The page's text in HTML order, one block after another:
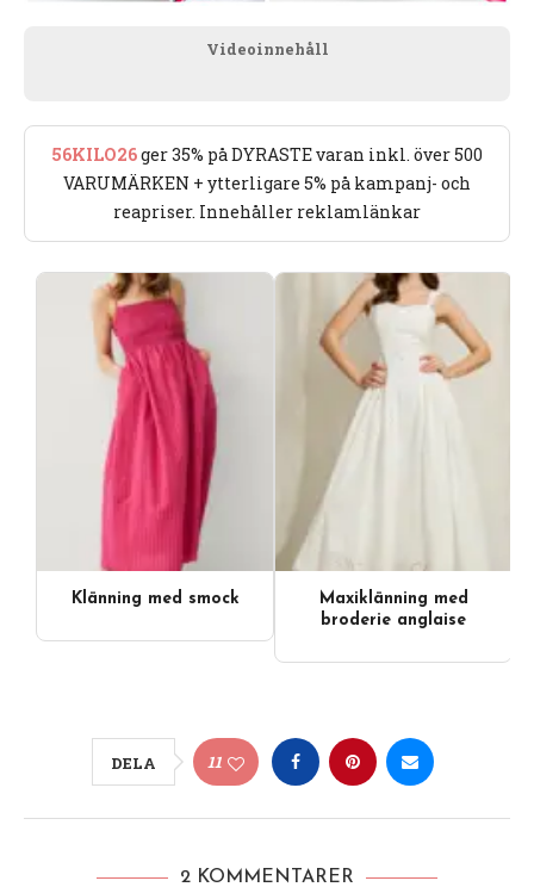
Videoinnehåll
56KILO26ger 35% på DYRASTE varan inkl. över 500
VARUMÄRKEN + ytterligare 5% på kampanj- och
reapriser. Innehåller reklamlänkar
Klänning med smock
Maxiklänning med
broderie anglaise
DELA 11
2 KOMMENTARER